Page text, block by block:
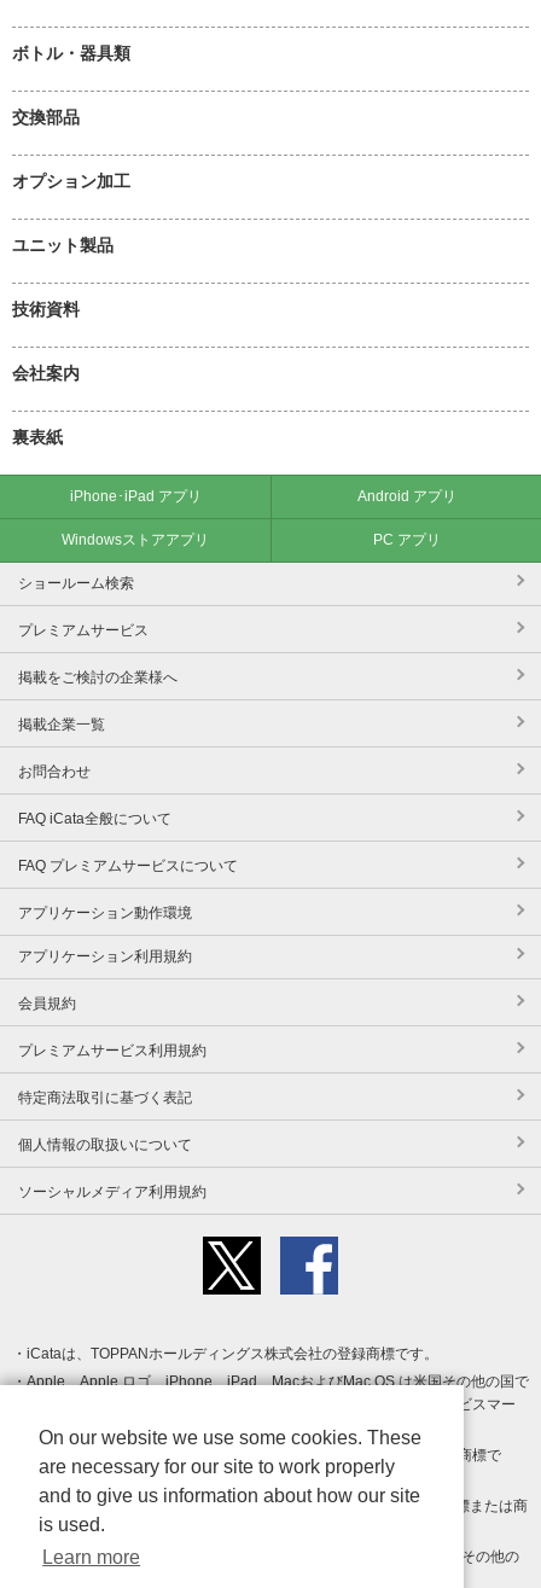
ボトル・器具類
交換部品
オプション加工
ユニット製品
技術資料
会社案内
裏表紙
iPhone･iPad アプリ Android アプリ
Windowsストアアプリ PC アプリ
ショールーム検索
プレミアムサービス
掲載をご検討の企業様へ
掲載企業一覧
お問合わせ
FAQ iCata全般について
FAQ プレミアムサービスについて
アプリケーション動作環境
アプリケーション利用規約
会員規約
プレミアムサービス利用規約
特定商法取引に基づく表記
個人情報の取扱いについて
ソーシャルメディア利用規約
iCataは、TOPPANホールディングス株式会社の登録商標です。
Apple、Apple ロゴ、iPhone、iPad、MacおよびMac OS は米国その他の国で
登録された Apple Inc. の商標です。App Store は Apple Inc. のサービスマー
クです。
Android、Google Play および Google Play ロゴ は Google LLC の商標で
す。
Windows は Microsoft Inc.の米国およびその他の国における登録商標または商
標です。
Adobe、Adobe Reader、Adobe PDF は、Adobe Inc.の米国およびその他の
On our website we use some cookies. These
are necessary for our site to work properly
and to give us information about how our site
is used.
Learn more